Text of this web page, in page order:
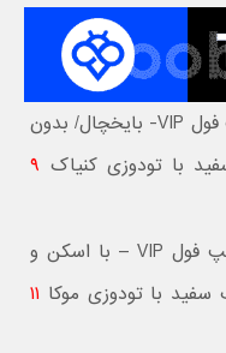
قیمت بی ام و 730 مدل 2017 در تیپ فول VIP- بایخچال/ بدون
۹
قیمت بی ام و 730 مدل 2017 در تیپ فول VIP – با اسکن و
۱۱